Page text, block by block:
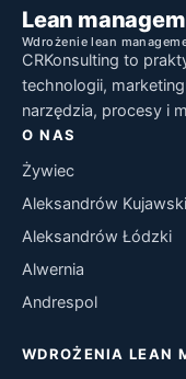
Książki o Lean
PDCA
SMED
5 Why
Jidoka
Kaizen
Narzędzia Lean
Szkolenie Lean
Lean
Wdrożenie lean
CRKonsulting to
technologii,
narzędzia, procesy i
O NAS
Żywiec
Aleksandrów Kujawski
Aleksandrów Łódzki
Alwernia
Andrespol
WDROŻENIA LEAN